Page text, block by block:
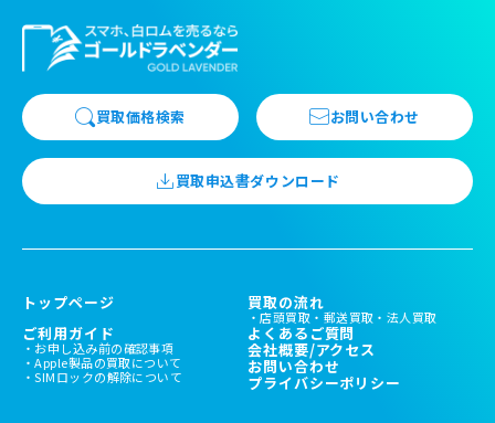
買取価格検索 お問い合わせ
買取申込書ダウンロード
トップページ 買取の流れ
店頭買取 郵送買取 法人買取
ご利用ガイド
お申し込み前の確認事項
Apple製品の買取について
SIMロックの解除について
よくあるご質問
会社概要/アクセス
お問い合わせ
プライバシーポリシー